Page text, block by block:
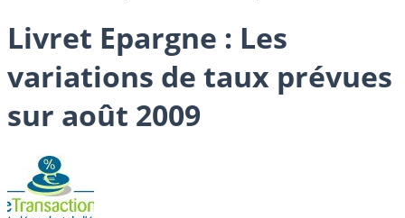
Livret Epargne : Les
variations de taux prévues
sur août 2009